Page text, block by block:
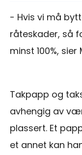
- Hvis vi må
råteskader, så
minst 100%,
Takpapp og
avhengig av
plassert. Et
et annet kan